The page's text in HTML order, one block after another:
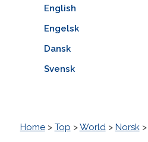
English
Engelsk
Dansk
Svensk
Home> Top >World> Norsk>